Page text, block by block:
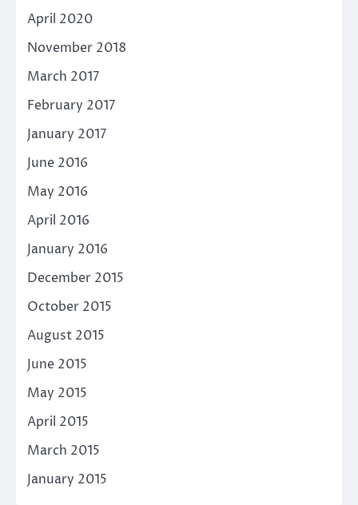
April 2020
November 2018
March 2017
February 2017
January 2017
June 2016
May 2016
April 2016
January 2016
December 2015
October 2015
August 2015
June 2015
May 2015
April 2015
March 2015
January 2015